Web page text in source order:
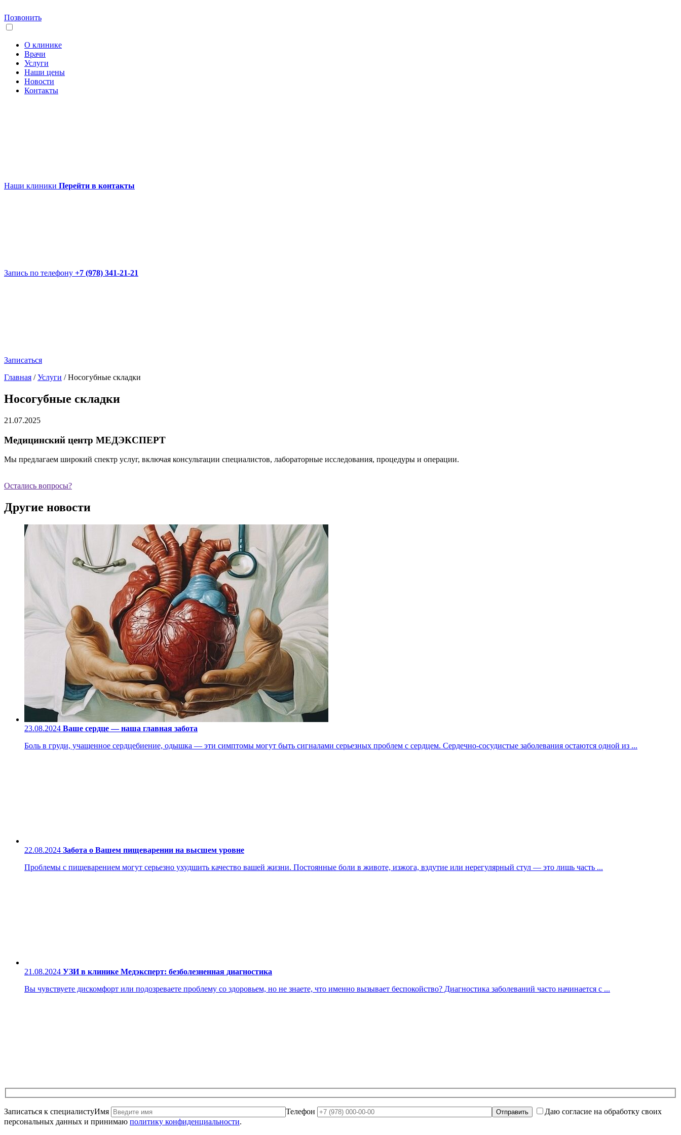
Позвонить
О клинике
Врачи
Услуги
Наши цены
Новости
Контакты
Наши клиники Перейти в контакты
Запись по телефону +7 (978) 341-21-21
Записаться
Главная /Услуги /Носогубные складки
Носогубные складки
21.07.2025
Медицинский центр МЕДЭКСПЕРТ
Мы предлагаем широкий спектр услуг, включая консультации специалистов, лабораторные исследования, процедуры и операции.
Остались вопросы?
Другие новости
23.08.2024 Ваше сердце — наша главная забота
Боль в груди, учащенное сердцебиение, одышка — эти симптомы могут быть сигналами серьезных проблем с сердцем. Сердечно-сосудистые заболевания остаются одной из ...
22.08.2024 Забота о Вашем пищеварении на высшем уровне
Проблемы с пищеварением могут серьезно ухудшить качество вашей жизни. Постоянные боли в животе, изжога, вздутие или нерегулярный стул — это лишь часть ...
21.08.2024 УЗИ в клинике Медэксперт: безболезненная диагностика
Вы чувствуете дискомфорт или подозреваете проблему со здоровьем, но не знаете, что именно вызывает беспокойство? Диагностика заболеваний часто начинается с ...
Записаться к специалистуИмя Телефон
Даю согласие на обработку своих
персональных данных и принимаю политику конфиденциальности.